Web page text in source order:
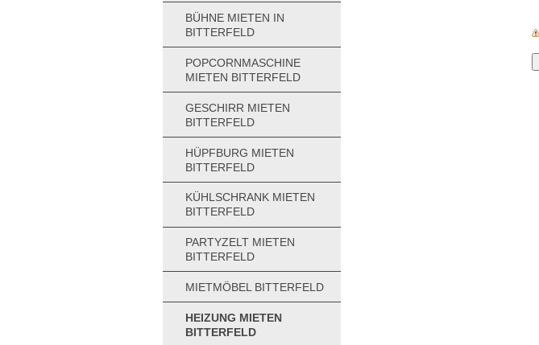
BÜHNE MIETEN IN
BITTERFELD
POPCORNMASCHINE
MIETEN BITTERFELD
GESCHIRR MIETEN
BITTERFELD
HÜPFBURG MIETEN
BITTERFELD
KÜHLSCHRANK MIETEN
BITTERFELD
PARTYZELT MIETEN
BITTERFELD
MIETMÖBEL BITTERFELD
HEIZUNG MIETEN
BITTERFELD